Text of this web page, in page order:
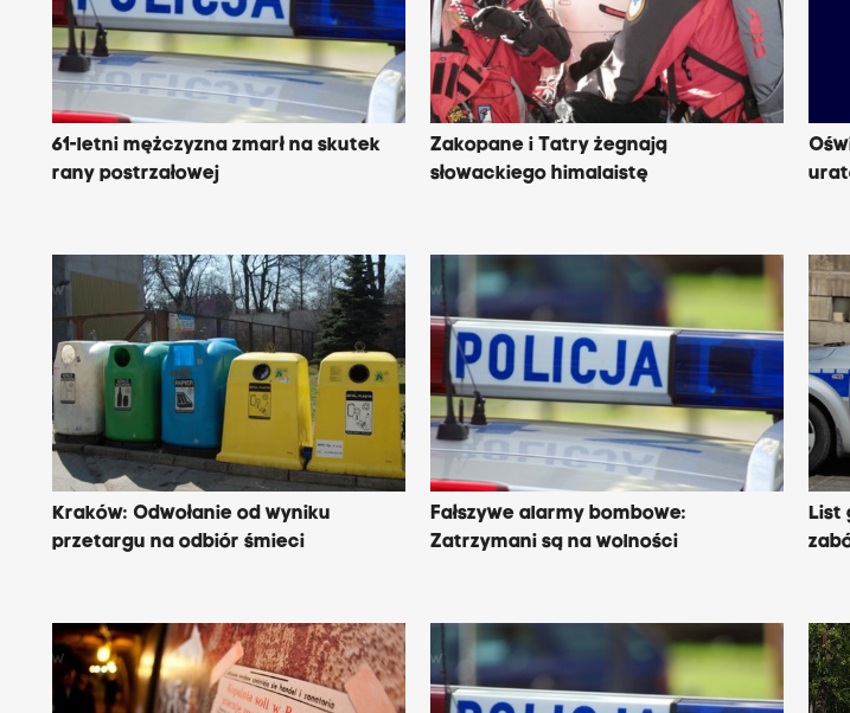
61-letni mężczyzna zmarł na skutek
rany postrzałowej
Zakopane i Tatry żegnają
słowackiego himalaistę
Kraków: Odwołanie od wyniku
przetargu na odbiór śmieci
Fałszywe alarmy bombowe:
Zatrzymani są na wolności
List